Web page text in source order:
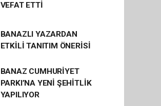
VEFAT ETTİ
BANAZLI YAZARDAN
ETKİLİ TANITIM ÖNERİSİ
BANAZ CUMHURİYET
PARKI’NA YENİ ŞEHİTLİK
YAPILIYOR